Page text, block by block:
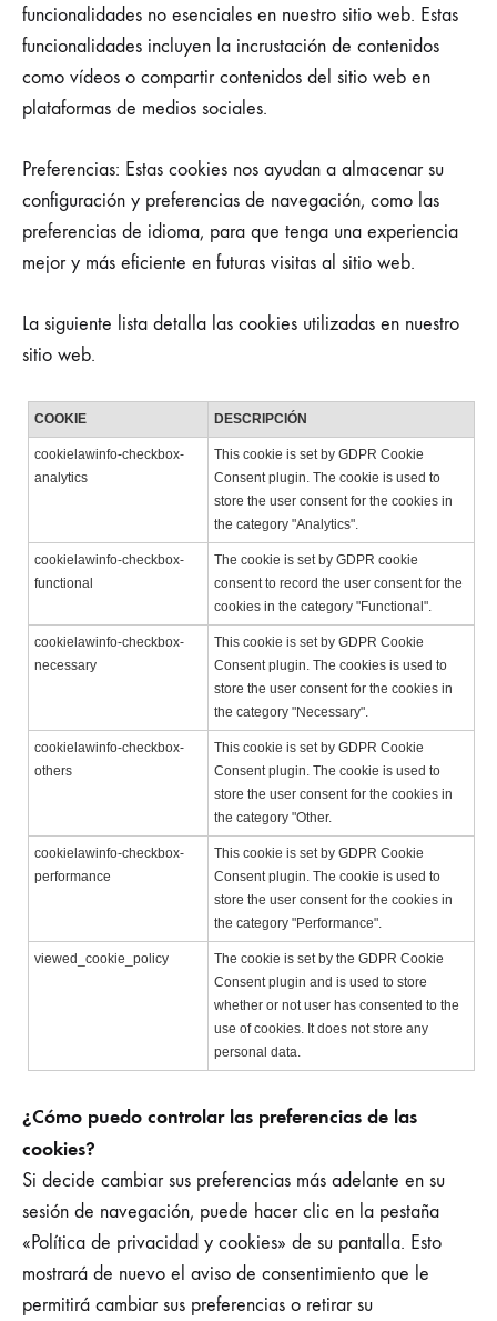
funcionalidades no esenciales en nuestro sitio web. Estas
funcionalidades incluyen la incrustación de contenidos
como vídeos o compartir contenidos del sitio web en
plataformas de medios sociales.
Preferencias: Estas cookies nos ayudan a almacenar su
configuración y preferencias de navegación, como las
preferencias de idioma, para que tenga una experiencia
mejor y más eficiente en futuras visitas al sitio web.
La siguiente lista detalla las cookies utilizadas en nuestro
sitio web.
COOKIE DESCRIPCIÓN
cookielawinfo-checkbox-
analytics
This cookie is set by GDPR Cookie
Consent plugin. The cookie is used to
store the user consent for the cookies in
the category "Analytics".
cookielawinfo-checkbox-
functional
The cookie is set by GDPR cookie
consent to record the user consent for the
cookies in the category "Functional".
cookielawinfo-checkbox-
necessary
This cookie is set by GDPR Cookie
Consent plugin. The cookies is used to
store the user consent for the cookies in
the category "Necessary".
cookielawinfo-checkbox-
others
This cookie is set by GDPR Cookie
Consent plugin. The cookie is used to
store the user consent for the cookies in
the category "Other.
cookielawinfo-checkbox-
performance
This cookie is set by GDPR Cookie
Consent plugin. The cookie is used to
store the user consent for the cookies in
the category "Performance".
viewed_cookie_policy
The cookie is set by the GDPR Cookie
Consent plugin and is used to store
whether or not user has consented to the
use of cookies. It does not store any
personal data.
¿Cómo puedo controlar las preferencias de las
cookies?
Si decide cambiar sus preferencias más adelante en su
sesión de navegación, puede hacer clic en la pestaña
«Política de privacidad y cookies» de su pantalla. Esto
mostrará de nuevo el aviso de consentimiento que le
permitirá cambiar sus preferencias o retirar su